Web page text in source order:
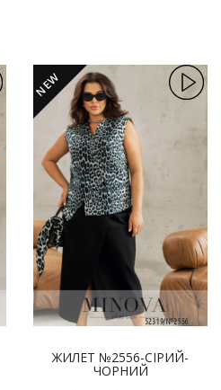
NEW
ЖИЛЕТ №2556-СІРИЙ-
ЧОРНИЙ